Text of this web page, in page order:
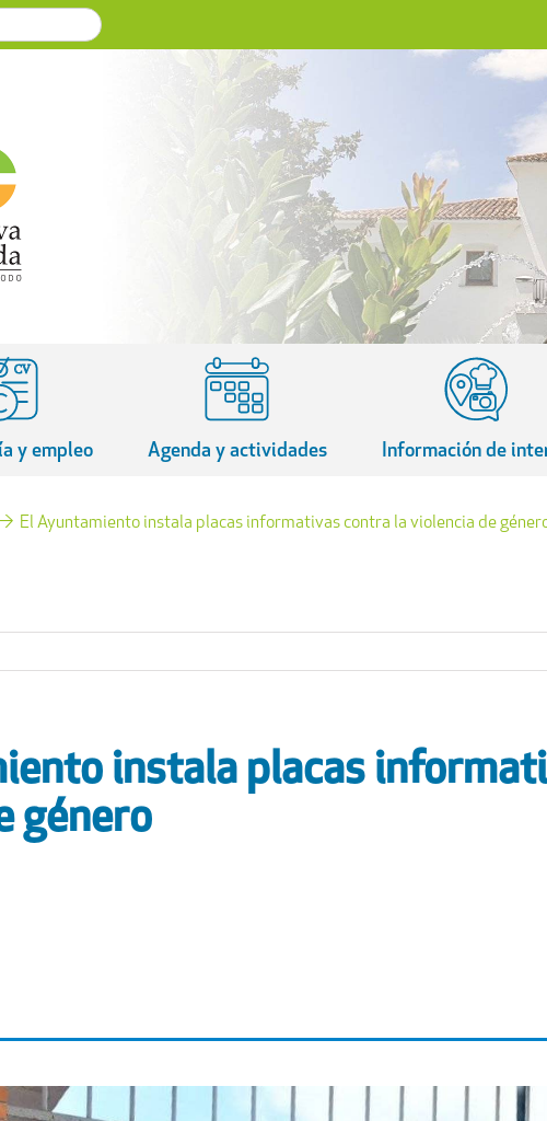
y empleo Agenda y actividades Información de
El Ayuntamiento instala placas informativas contra la violencia de
instala placas
género